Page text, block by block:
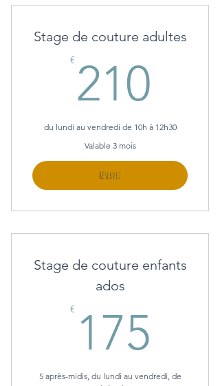
Stage de couture adultes
€ 210
du lundi au vendredi de 10h à 12h30
Valable 3 mois
Réservez
Stage de couture enfants
ados
€ 175
5 après-midis, du lundi au vendredi, de